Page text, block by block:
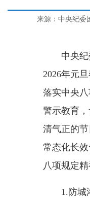
来源：中央纪委
中央
2026年元
落实中央
警示教育
清气正的
常态化长
八项规定
1.防城